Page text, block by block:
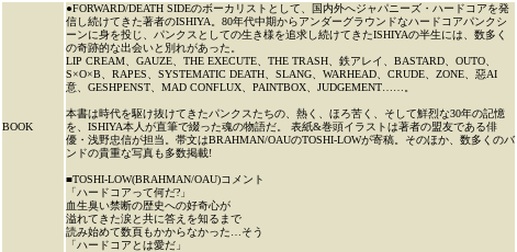
BOOK
●FORWARD/DEATH SIDEのボーカリストとして、国内外へジャパニーズ・ハードコアを発
信し続けてきた著者のISHIYA。80年代中期からアンダーグラウンドなハードコアパンクシ
ーンに身を投じ、パンクスとしての生き様を追求し続けてきたISHIYAの半生には、数多く
の奇跡的な出会いと別れがあった。
LIP CREAM、GAUZE、THE EXECUTE、THE TRASH、鉄アレイ、BASTARD、OUTO、
S×O×B、RAPES、SYSTEMATIC DEATH、SLANG、WARHEAD、CRUDE、ZONE、惡AI
意、GESHPENST、MAD CONFLUX、PAINTBOX、JUDGEMENT……。
本書は時代を駆け抜けてきたパンクスたちの、熱く、ほろ苦く、そして鮮烈な30年の記憶
を、ISHIYA本人が直筆で綴った魂の物語だ。 表紙&巻頭イラストは著者の盟友である俳
優・浅野忠信が担当。帯文はBRAHMAN/OAUのTOSHI-LOWが寄稿。そのほか、数多くのバ
ンドの貴重な写真も多数掲載!
■TOSHI-LOW(BRAHMAN/OAU)コメント
「ハードコアって何だ?」
血生臭い禁断の歴史への好奇心が
溢れてきた涙と共に答えを知るまで
読み始めて数頁もかからなかった…そう
「ハードコアとは愛だ」